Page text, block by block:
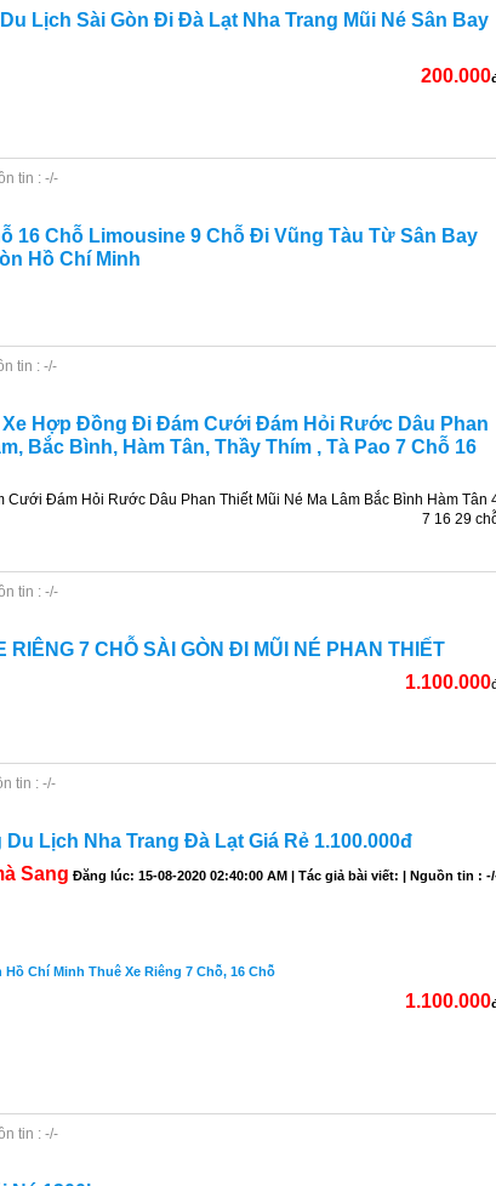
Lịch Sài Gòn Đi Đà Lạt Nha Trang Mũi Né Sân Bay
200.000
tin : -/-
16 Chỗ Limousine 9 Chỗ Đi Vũng Tàu Từ Sân Bay
Hồ Chí Minh
tin : -/-
Xe Hợp Đồng Đi Đám Cưới Đám Hỏi Rước Dâu Phan
Bắc Bình, Hàm Tân, Thầy Thím , Tà Pao 7 Chỗ 16
Đám Hỏi Rước Dâu Phan Thiết Mũi Né Ma Lâm Bắc Bình Hàm Tân
7 16 29
tin : -/-
RIÊNG 7 CHỖ SÀI GÒN ĐI MŨI NÉ PHAN THIẾT
1.100.000
tin : -/-
Du Lịch Nha Trang Đà Lạt Giá Rẻ 1.100.000đ
Sang Đăng lúc: 15-08-2020 02:40:00 AM | Tác giả bài viết: | Nguồn tin :
Hồ Chí Minh Thuê Xe Riêng 7 Chỗ, 16 Chỗ
1.100.000
tin : -/-